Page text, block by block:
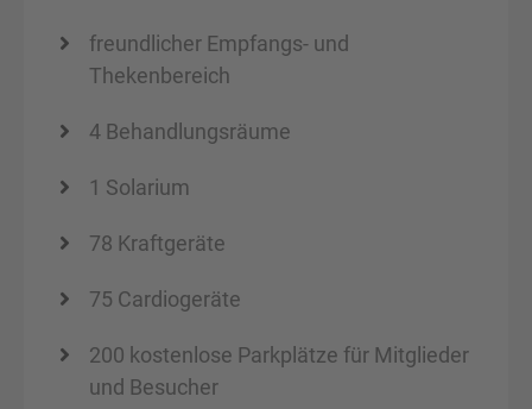
freundlicher Empfangs- und
Thekenbereich
4 Behandlungsräume
1 Solarium
78 Kraftgeräte
75 Cardiogeräte
200 kostenlose Parkplätze für Mitglieder
und Besucher